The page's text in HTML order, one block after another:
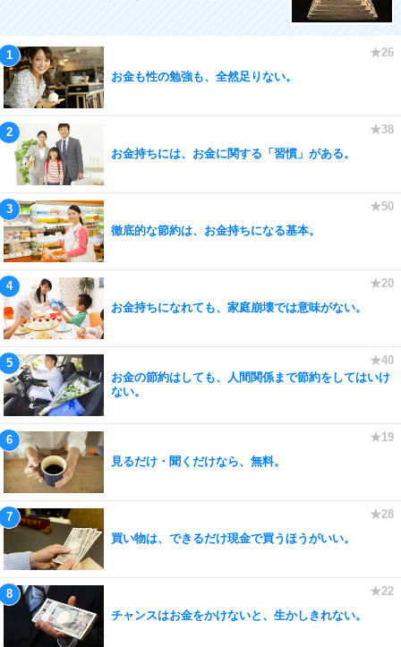
お金も性の勉強も、全然足りない。
お金持ちには、お金に関する「習慣」がある。
徹底的な節約は、お金持ちになる基本。
お金持ちになれても、家庭崩壊では意味がない。
お金の節約はしても、人間関係まで節約をしてはいけ
ない。
見るだけ・聞くだけなら、無料。
買い物は、できるだけ現金で買うほうがいい。
チャンスはお金をかけないと、生かしきれない。